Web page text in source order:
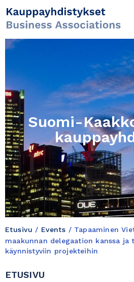
Suomi-
Etusivu / Events / Tapaaminen
maakunnan delegaation kanssa
käynnistyviin projekteihin
ETUSIVU